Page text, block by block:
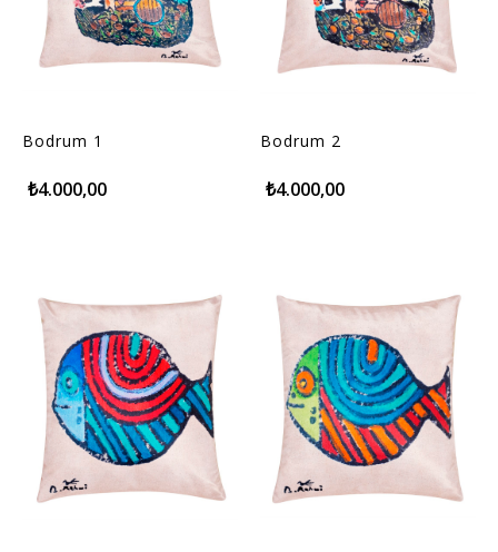
Bodrum 1
₺4.000,00
Bodrum 2
₺4.000,00